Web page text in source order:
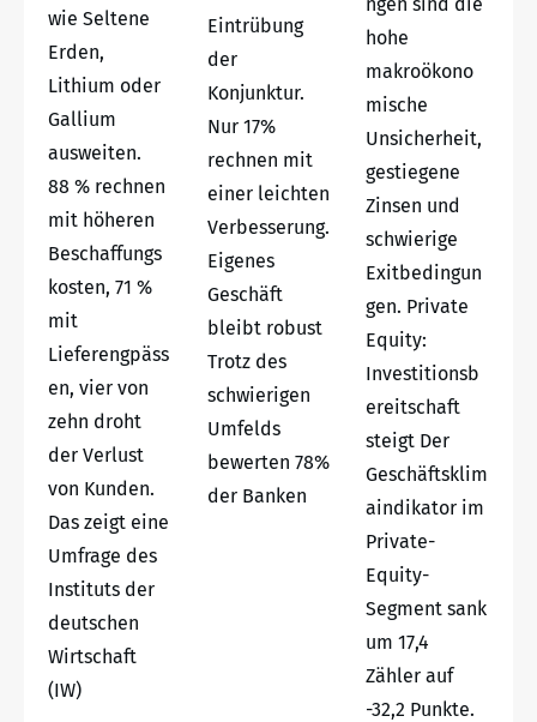
wie Seltene
Erden,
Lithium oder
Gallium
ausweiten.
88 % rechnen
mit höheren
Beschaffungs
kosten, 71 %
mit
Lieferengpäss
en, vier von
zehn droht
der Verlust
von Kunden.
Das zeigt eine
Umfrage des
Instituts der
deutschen
Wirtschaft
(IW)
Eintrübung
der
Konjunktur.
Nur 17%
rechnen mit
einer leichten
Verbesserung.
Eigenes
Geschäft
bleibt robust
Trotz des
schwierigen
Umfelds
bewerten 78%
der Banken
hohe
makroökono
mische
Unsicherheit,
gestiegene
Zinsen und
schwierige
Exitbedingun
gen. Private
Equity:
Investitionsb
ereitschaft
steigt Der
Geschäftsklim
aindikator im
Private-
Equity-
Segment sank
um 17,4
Zähler auf
-32,2 Punkte.